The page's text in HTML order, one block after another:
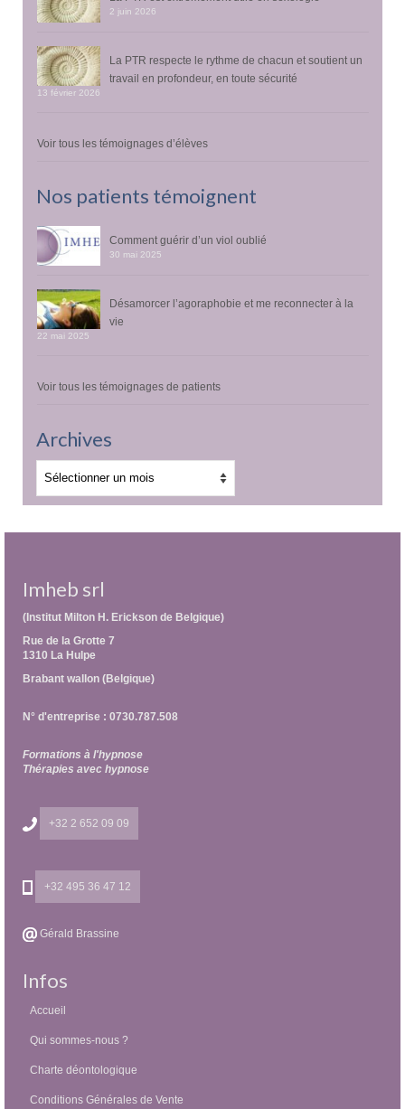
2 juin 2026
La PTR respecte le rythme de chacun et soutient un
travail en profondeur, en toute sécurité
13 février 2026
Voir tous les témoignages d’élèves
Nos patients témoignent
Comment guérir d’un viol oublié
30 mai 2025
Désamorcer l’agoraphobie et me reconnecter à la
vie
22 mai 2025
Voir tous les témoignages de patients
Archives
Imheb srl
(Institut Milton H. Erickson de Belgique)
Rue de la Grotte 7
1310 La Hulpe
Brabant wallon (Belgique)
N° d'entreprise : 0730.787.508
Formations à l'hypnose
Thérapies avec hypnose
+32 2 652 09 09
+32 495 36 47 12
Gérald Brassine
Infos
Accueil
Qui sommes-nous ?
Charte déontologique
Conditions Générales de Vente